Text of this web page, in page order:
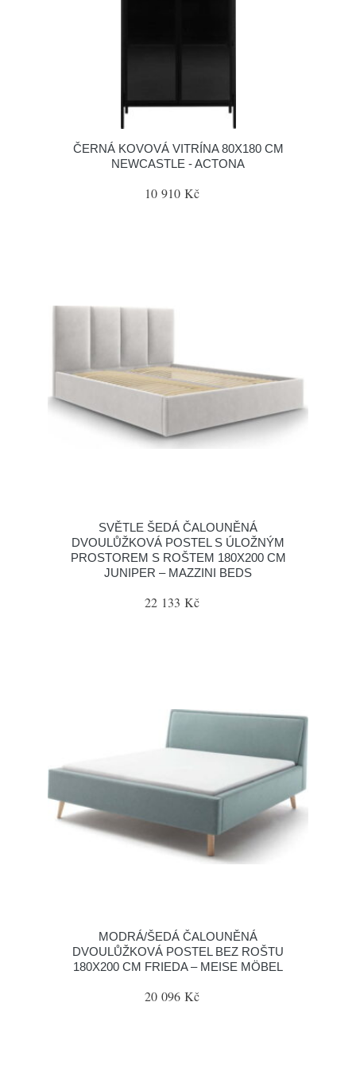
ČERNÁ KOVOVÁ VITRÍNA 80X180 CM
NEWCASTLE - ACTONA
10 910 Kč
SVĚTLE ŠEDÁ ČALOUNĚNÁ
DVOULŮŽKOVÁ POSTEL S ÚLOŽNÝM
PROSTOREM S ROŠTEM 180X200 CM
JUNIPER – MAZZINI BEDS
22 133 Kč
MODRÁ/ŠEDÁ ČALOUNĚNÁ
DVOULŮŽKOVÁ POSTEL BEZ ROŠTU
180X200 CM FRIEDA – MEISE MÖBEL
20 096 Kč